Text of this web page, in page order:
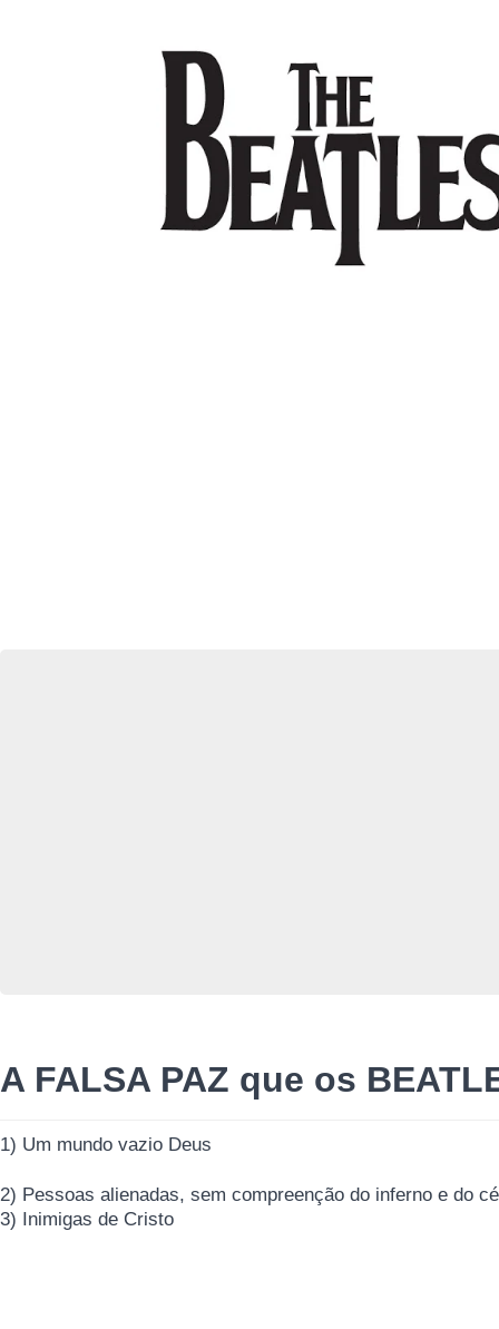
A FALSA PAZ que os
1) Um mundo vazio Deus
2) Pessoas alienadas, sem compreenção do inferno e do
3) Inimigas de Cristo